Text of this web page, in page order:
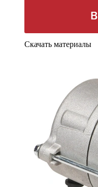
Скачать материалы